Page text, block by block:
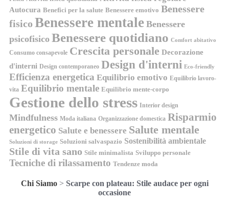
Autocura Benefici per la salute Benessere emotivo Benessere
fisico Benessere mentale Benessere
psicofisico Benessere quotidiano Comfort abitativo
Consumo consapevole Crescita personale Decorazione
d'interni Design contemporaneo Design d'interni Eco-friendly
Efficienza energetica Equilibrio emotivo Equilibrio lavoro-
vita Equilibrio mentale Equilibrio mente-corpo
Gestione dello stress Interior design
Mindfulness Moda italiana Organizzazione domestica Risparmio
energetico Salute e benessere Salute mentale
Soluzioni di storage Soluzioni salvaspazio Sostenibilità ambientale
Stile di vita sano Stile minimalista Sviluppo personale
Tecniche di rilassamento Tendenze moda
Chi Siamo> Scarpe con plateau: Stile audace per ogni
occasione